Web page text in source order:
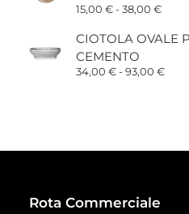
a
15,00 €-38,00 €Fascia
da
a
CIOTOLA OVALE
CEMENTO
34,00 €-93,00 €
Rota Commerciale